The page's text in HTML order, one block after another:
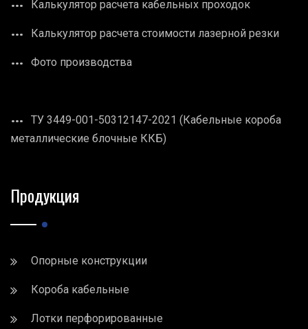
Калькулятор расчета кабельных проходок
Калькулятор расчета стоимости лазерной резки
Фото производства
ТУ 3449-001-50312147-2021 (Кабельные короба
металлические блочные ККБ)
Продукция
Опорные конструкции
Короба кабельные
Лотки перфорированные